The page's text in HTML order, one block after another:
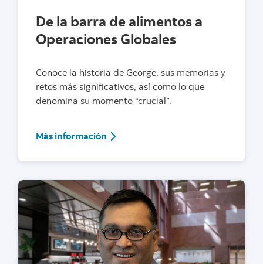
De la barra de alimentos a
Operaciones Globales
Conoce la historia de George, sus memorias y
retos más significativos, así como lo que
denomina su momento “crucial”.
Más información Más información